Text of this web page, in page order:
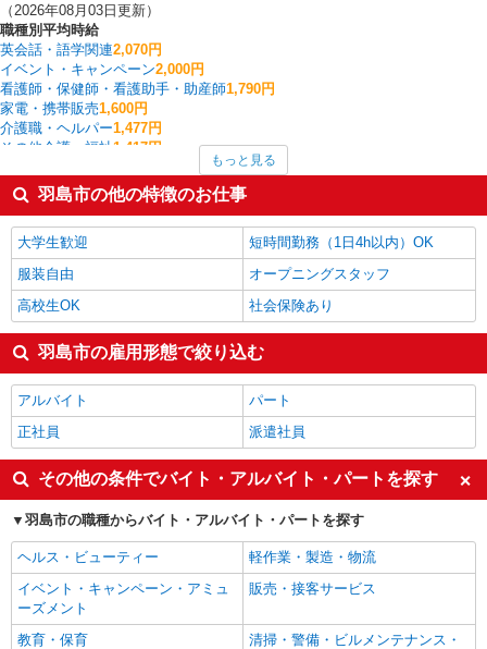
（2026年08月03日更新）
職種別平均時給
英会話・語学関連2,070円
イベント・キャンペーン2,000円
看護師・保健師・看護助手・助産師1,790円
家電・携帯販売1,600円
介護職・ヘルパー1,477円
その他介護・福祉 1,417円
その他軽作業・製造・物流1,300円
配送・配達ドライバー 1,280円
製造・組立・加工1,267円
羽島市の他の職種の平均時給を見る
もっと見る
羽島市の他の特徴のお仕事
大学生歓迎
短時間勤務（1日4h以内）OK
服装自由
オープニングスタッフ
高校生OK
社会保険あり
羽島市の雇用形態で絞り込む
アルバイト
パート
正社員
派遣社員
その他の条件でバイト・アルバイト・パートを探す
羽島市の職種からバイト・アルバイト・パートを探す
ヘルス・ビューティー
軽作業・製造・物流
イベント・キャンペーン・アミュ
ーズメント
販売・接客サービス
教育・保育
清掃・警備・ビルメンテナンス・